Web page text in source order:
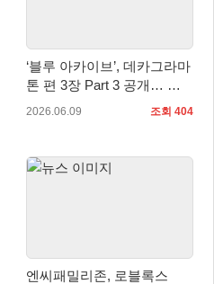
‘블루 아카이브’, 데카그라마
톤 편 3장 Part 3 공개… 케
이·아리스 무장 추가
2026.06.09 조회 404
엔씨패밀리존, 로블록스